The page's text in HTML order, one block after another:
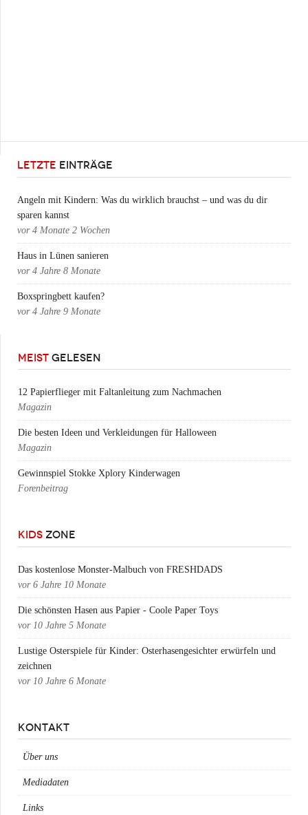
LETZTE EINTRÄGE
Angeln mit Kindern: Was du wirklich brauchst – und was du dir
sparen kannst
vor 4 Monate 2 Wochen
Haus in Lünen sanieren
vor 4 Jahre 8 Monate
Boxspringbett kaufen?
vor 4 Jahre 9 Monate
MEIST GELESEN
12 Papierflieger mit Faltanleitung zum Nachmachen
Magazin
Die besten Ideen und Verkleidungen für Halloween
Magazin
Gewinnspiel Stokke Xplory Kinderwagen
Forenbeitrag
KIDS ZONE
Das kostenlose Monster-Malbuch von FRESHDADS
vor 6 Jahre 10 Monate
Die schönsten Hasen aus Papier - Coole Paper Toys
vor 10 Jahre 5 Monate
Lustige Osterspiele für Kinder: Osterhasengesichter erwürfeln und
zeichnen
vor 10 Jahre 6 Monate
KONTAKT
Über uns
Mediadaten
Links